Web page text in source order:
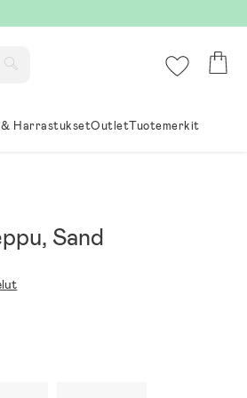
& HarrastuksetOutletTuotemerkit
Sand